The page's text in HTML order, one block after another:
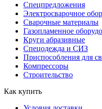
Спецпредложения
Электросварочное
Сварочные материалы
Газопламенное
Круги абразивные
Спецодежда и СИЗ
Приспособления для
Компрессоры
Строительство
Как купить